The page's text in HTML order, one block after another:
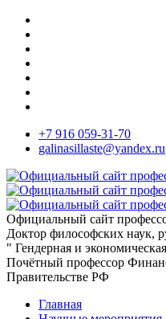
+7 916 059-31-70
galinasillaste@yandex.ru
Официальный сайт
Доктор философских наук,
" Гендерная и
Почётный профессор
Правительстве РФ
Главная